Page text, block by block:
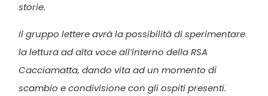
storie.
Il gruppo lettere avrà la possibilità di sperimentare
la lettura ad alta voce all’interno della RSA
Cacciamatta, dando vita ad un momento di
scambio e condivisione con gli ospiti presenti.